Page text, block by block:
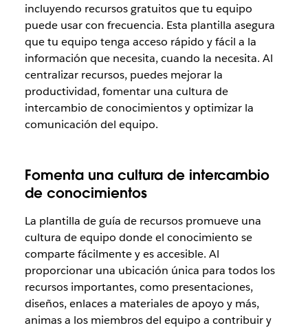
incluyendo recursos gratuitos que tu equipo
puede usar con frecuencia. Esta plantilla asegura
que tu equipo tenga acceso rápido y fácil a la
información que necesita, cuando la necesita. Al
centralizar recursos, puedes mejorar la
productividad, fomentar una cultura de
intercambio de conocimientos y optimizar la
comunicación del equipo.
Fomenta una cultura de intercambio
de conocimientos
La plantilla de guía de recursos promueve una
cultura de equipo donde el conocimiento se
comparte fácilmente y es accesible. Al
proporcionar una ubicación única para todos los
recursos importantes, como presentaciones,
diseños, enlaces a materiales de apoyo y más,
animas a los miembros del equipo a contribuir y